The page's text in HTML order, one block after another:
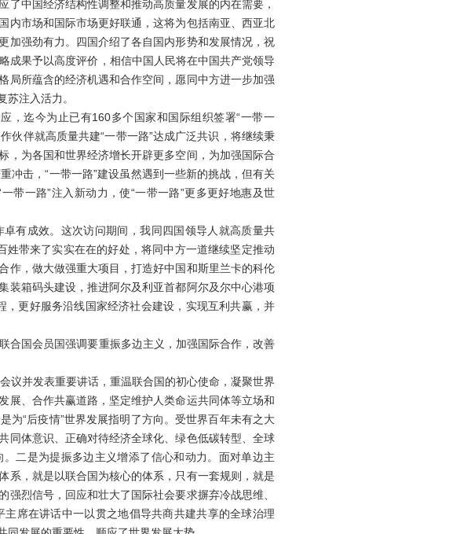
中国经济结构性调整和推动高质量发展的内在需要，
内市场和国际市场更好联通，这将为包括南亚、西亚北
加强劲有力。四国介绍了各自国内形势和发展情况，祝
成果予以高度评价，相信中国人民将在中国共产党领导
局所蕴含的经济机遇和合作空间，愿同中方进一步加强
注入活力。
迄今为止已有160多个国家和国际组织签署“一带一
伙伴就高质量共建“一带一路”达成广泛共识，将继续秉
，为各国和世界经济增长开辟更多空间，为加强国际合
冲击，“一带一路”建设虽然遇到一些新的挑战，但有关
带一路”注入新动力，使“一带一路”更多更好地惠及世
有成效。这次访问期间，我同四国领导人就高质量共
姓带来了实实在在的好处，将同中方一道继续坚定推动
作，做大做强重大项目，打造好中国和斯里兰卡的科伦
装箱码头建设，推进阿尔及利亚首都阿尔及尔中心港项
更好服务沿线国家经济社会建设，实现互利共赢，并
国会员国强调要重振多边主义，加强国际合作，改善
并发表重要讲话，重温联合国的初心使命，凝聚世界
展、合作共赢道路，坚定维护人类命运共同体等立场和
为“后疫情”世界发展指明了方向。受世界百年未有之大
同体意识、正确对待经济全球化、绿色低碳转型、全球
二是为提振多边主义增添了信心和动力。面对单边主
系，就是以联合国为核心的体系，只有一套规则，就是
烈信号，回应和壮大了国际社会要求摒弃冷战思维、
席在讲话中一以贯之地倡导共商共建共享的全球治理